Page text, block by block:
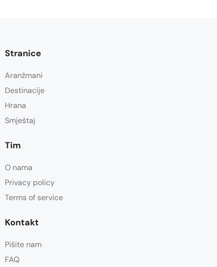
Stranice
Aranžmani
Destinacije
Hrana
Smještaj
Tim
O nama
Privacy policy
Terms of service
Kontakt
Pišite nam
FAQ